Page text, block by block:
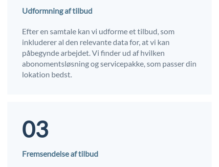
Udformning af tilbud
Efter en samtale kan vi udforme et tilbud, som
inkluderer al den relevante data for, at vi kan
påbegynde arbejdet. Vi finder ud af hvilken
abonomentsløsning og servicepakke, som passer din
lokation bedst.
03
Fremsendelse af tilbud